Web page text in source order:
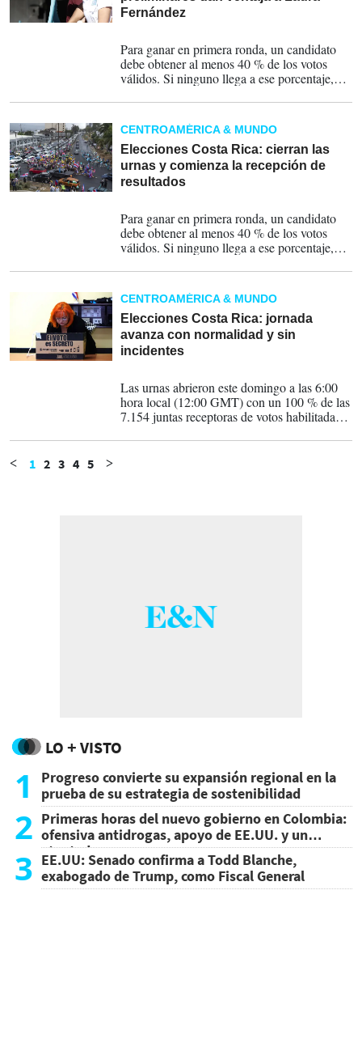
Fernández
Para ganar en primera ronda, un candidato
debe obtener al menos 40 % de los votos
válidos. Si ninguno llega a ese porcentaje,
5 de abril. EL TSE brindó el primer
escrutinio y se instala una sesión permanente.
CENTROAMÉRICA & MUNDO
Elecciones Costa Rica: cierran las
urnas y comienza la recepción de
resultados
Para ganar en primera ronda, un candidato
debe obtener al menos 40 % de los votos
válidos. Si ninguno llega a ese porcentaje,
5 de abril.
CENTROAMÉRICA & MUNDO
Elecciones Costa Rica: jornada
avanza con normalidad y sin
incidentes
Las urnas abrieron este domingo a las 6:00
hora local (12:00 GMT) con un 100 % de las
7.154 juntas receptoras de votos habilitadas,
18:00 hora local (00:00 GMT del lunes).
< 1 2 3 4 5 >
LO + VISTO
1
Progreso convierte su expansión regional en la
prueba de su estrategia de sostenibilidad
2 Primeras horas del nuevo gobierno en Colombia:
ofensiva antidrogas, apoyo de EE.UU. y un
atentado
3 EE.UU: Senado confirma a Todd Blanche,
exabogado de Trump, como Fiscal General